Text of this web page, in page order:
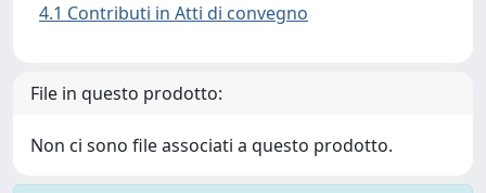
4.1 Contributi in Atti di convegno
File in questo prodotto:
Non ci sono file associati a questo prodotto.